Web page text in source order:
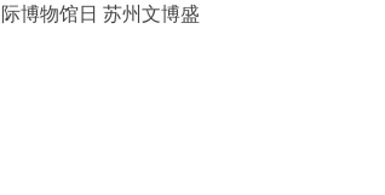
际博物馆日 苏州文博盛